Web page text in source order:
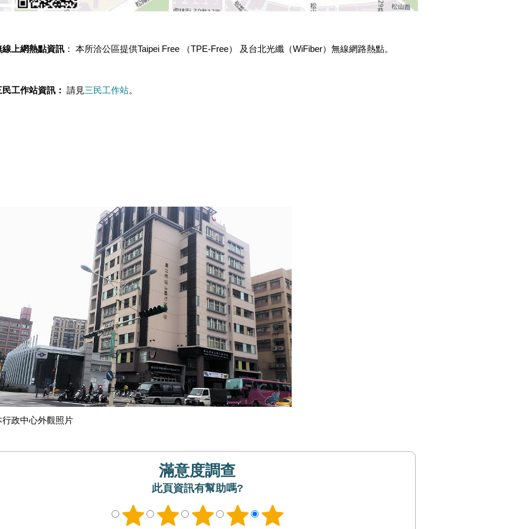
上網熱點資訊 ： 本所洽公區提供Taipei Free （TPE-Free） 及台北光纖（WiFiber）無線網路熱點。
民工作站資訊： 請見三民工作站。
政中心外觀照片
滿意度調查
此頁資訊有幫助嗎?